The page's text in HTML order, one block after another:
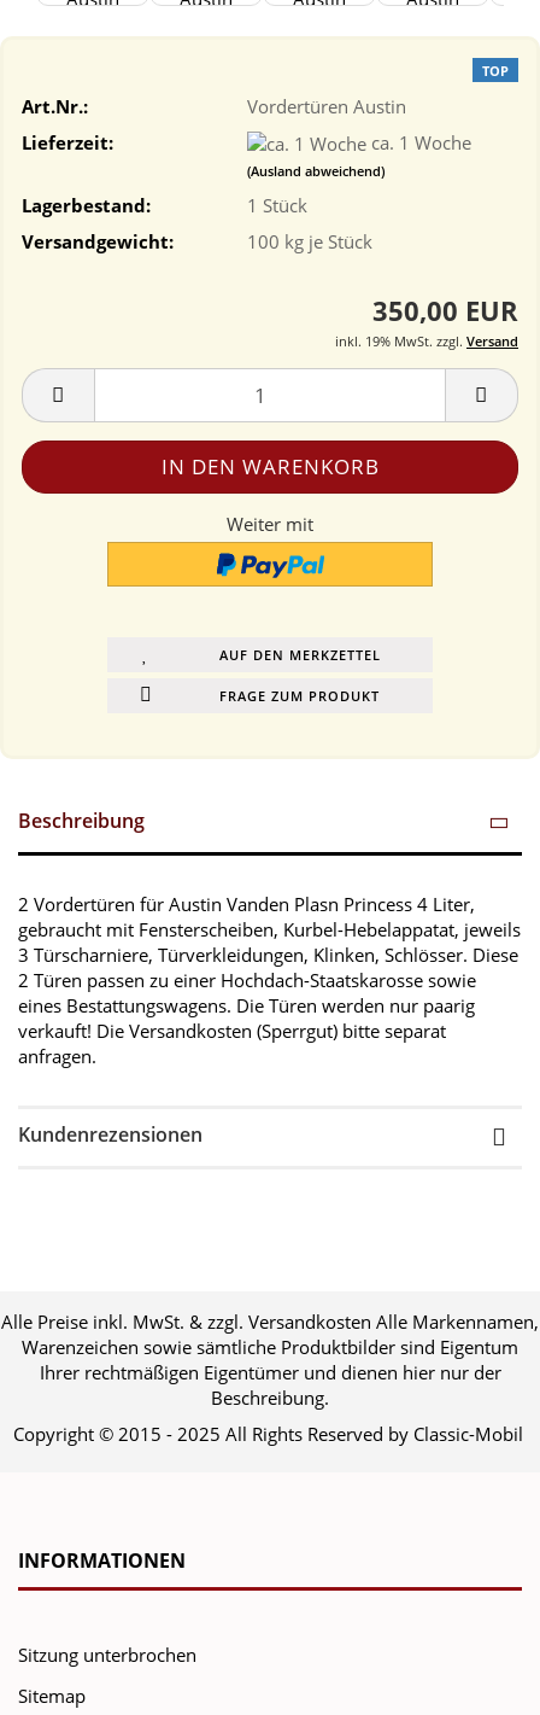
TOP
Art.Nr.:
Vordertüren Austin
Lieferzeit:
ca. 1 Woche
(Ausland abweichend)
Lagerbestand: 1 Stück
Versandgewicht:
100 kg je Stück
350,00 EUR
inkl. 19% MwSt. zzgl. Versand
Weiter mit
AUF DEN MERKZETTEL
FRAGE ZUM PRODUKT
Beschreibung
2 Vordertüren für Austin Vanden Plasn Princess 4 Liter,
gebraucht mit Fensterscheiben, Kurbel-Hebelappatat, jeweils
3 Türscharniere, Türverkleidungen, Klinken, Schlösser. Diese
2 Türen passen zu einer Hochdach-Staatskarosse sowie
eines Bestattungswagens. Die Türen werden nur paarig
verkauft! Die Versandkosten (Sperrgut) bitte separat
anfragen.
Kundenrezensionen
Alle Preise inkl. MwSt. & zzgl. Versandkosten Alle Markennamen,
Warenzeichen sowie sämtliche Produktbilder sind Eigentum
Ihrer rechtmäßigen Eigentümer und dienen hier nur der
Beschreibung.
Copyright © 2015 - 2025 All Rights Reserved by Classic-Mobil
INFORMATIONEN
Sitzung unterbrochen
Sitemap